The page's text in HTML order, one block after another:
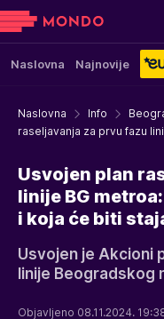
Naslovna Najnovije
Naslovna Info
raseljavanja za prvu fazu
Usvojen plan
linije BG
i koja će biti
Usvojen je Akcioni
linije Beogradskog
Objavljeno 08.11.2024.